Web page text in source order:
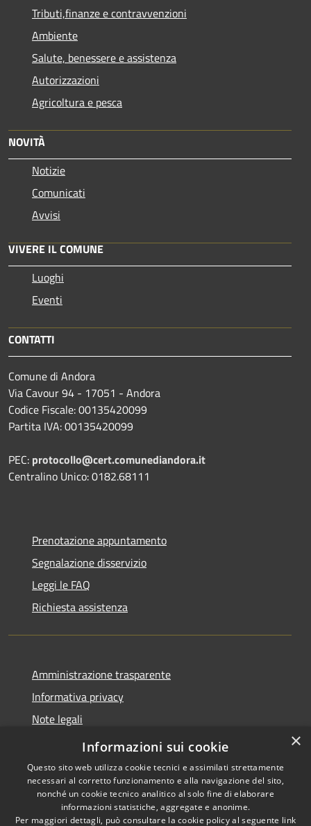
Tributi,finanze e contravvenzioni
Ambiente
Salute, benessere e assistenza
Autorizzazioni
Agricoltura e pesca
NOVITÀ
Notizie
Comunicati
Avvisi
VIVERE IL COMUNE
Luoghi
Eventi
CONTATTI
Comune di Andora
Via Cavour 94 - 17051 - Andora
Codice Fiscale: 00135420099
Partita IVA: 00135420099
PEC: protocollo@cert.comunediandora.it
Centralino Unico: 0182.68111
Prenotazione appuntamento
Segnalazione disservizio
Leggi le FAQ
Richiesta assistenza
Amministrazione trasparente
Informativa privacy
Note legali
Dichiarazione di accessibilità
Copyright © 2026 • Comune di
×
Informazioni sui cookie
Questo sito web utilizza cookie tecnici e assimilati strettamente
necessari al corretto funzionamento e alla navigazione del sito,
nonché un cookie tecnico analitico al solo fine di elaborare
informazioni statistiche, aggregate e anonime.
Per maggiori dettagli, può consultare la cookie policy al seguente link